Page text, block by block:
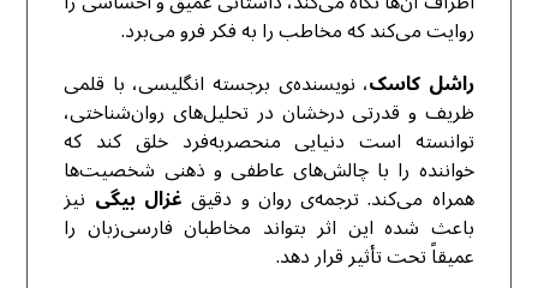
روایت می‌کند که مخاطب را به فکر فرو می‌برد.
راشل کاسک، نویسنده‌ی برجسته انگلیسی، با قلمی
ظریف و قدرتی درخشان در تحلیل‌های روان‌شناختی،
توانسته است دنیایی منحصربه‌فرد خلق کند که
خواننده را با چالش‌های عاطفی و ذهنی شخصیت‌ها
همراه می‌کند. ترجمه‌ی روان و دقیق غزال بیگی نیز
باعث شده این اثر بتواند مخاطبان فارسی‌زبان را
عمیقاً تحت تأثیر قرار دهد.